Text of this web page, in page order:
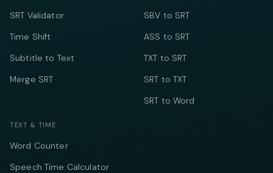
SRT Validator
Time Shift
Subtitle to Text
Merge SRT
SBV to SRT
ASS to SRT
TXT to SRT
SRT to TXT
SRT to Word
TEXT & TIME
Word Counter
Speech Time Calculator